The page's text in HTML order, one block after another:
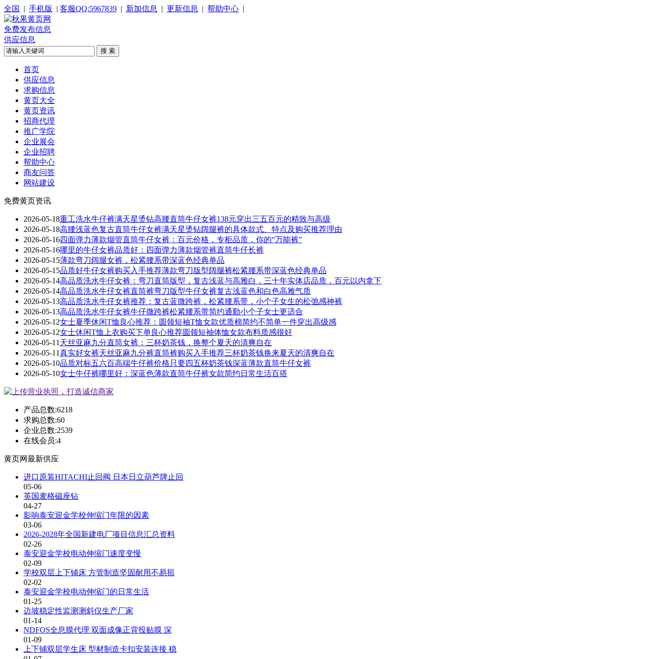
全国 | 手机版 | 客服QQ:5967839 | 新加信息 | 更新信息 | 帮助中心 |
免费发布信息
供应信息
首页
供应信息
求购信息
黄页大全
黄页资讯
招商代理
推广学院
企业展会
企业招聘
帮助中心
商友问答
网站建设
免费黄页资讯
2026-05-18重工洗水牛仔裤满天星烫钻高腰直筒牛仔女裤138元穿出三五百元的精致与高级
2026-05-18高腰浅蓝色复古直筒牛仔女裤满天星烫钻阔腿裤的具体款式、特点及购买推荐理由
2026-05-16四面弹力薄款烟管直筒牛仔女裤：百元价格，专柜品质，你的“万能裤”
2026-05-16哪里的牛仔女裤品质好：四面弹力薄款烟管裤直筒牛仔长裤
2026-05-15薄款弯刀阔腿女裤，松紧腰系带深蓝色经典单品
2026-05-15品质好牛仔女裤购买入手推荐薄款弯刀版型阔腿裤松紧腰系带深蓝色经典单品
2026-05-14高品质洗水牛仔女裤：弯刀直筒版型，复古浅蓝与高雅白，三十年实体店品质，百元以内拿下
2026-05-14高品质洗水牛仔女裤直筒裤弯刀版型牛仔女裤复古浅蓝色和白色高雅气质
2026-05-13高品质洗水牛仔女裤推荐：复古蓝微跨裤，松紧腰系带，小个子女生的松弛感神裤
2026-05-13高品质洗水牛仔女裤牛仔微跨裤松紧腰系带简约通勤小个子女士更适合
2026-05-12女士夏季休闲T恤良心推荐：圆领短袖T恤女款优质棉简约不简单一件穿出高级感
2026-05-12女士休闲T恤上衣购买下单良心推荐圆领短袖体恤女款布料质感很好
2026-05-11 天丝亚麻九分直筒女裤：三杯奶茶钱，换整个夏天的清爽自在
2026-05-11真实好女裤天丝亚麻九分裤直筒裤购买入手推荐三杯奶茶钱换来夏天的清爽自在
2026-05-10品质对标五六百高端牛仔裤价格只要四五杯奶茶钱深蓝薄款直筒牛仔女裤
2026-05-10女士牛仔裤哪里好：深蓝色薄款直筒牛仔裤女款简约日常生活百搭
产品总数:6218
求购总数:60
企业总数:2539
在线会员:4
黄页网最新供应
进口原装HITACHI止回阀 日本日立葫芦牌止回
05-06
英国麦格磁座钻
04-27
影响泰安迎金学校伸缩门年限的因素
03-06
2026-2028年全国新建电厂项目信息汇总资料
02-26
泰安迎金学校电动伸缩门速度变慢
02-09
学校双层上下铺床 方管制造坚固耐用不易损
02-02
泰安迎金学校电动伸缩门的日常生活
01-25
边坡稳定性监测测斜仪生产厂家
01-14
‌NDFOS全息膜代理 双面成像正背投贴膜 深
01-09
上下铺双层学生床 型材制造卡扣安装连接 稳